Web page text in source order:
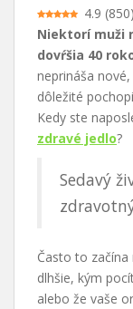
4.9 (850)
Niektorí muži
dovŕšia 40
neprináša
dôležité
Kedy ste
zdravé jedlo?
Sedavý
Často to
dlhšie, kým
alebo že vaše